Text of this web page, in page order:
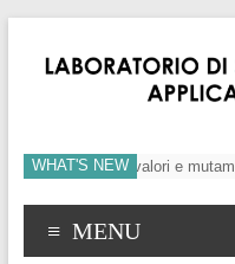
WHAT'S NEW
crisi dei valori e
MENU